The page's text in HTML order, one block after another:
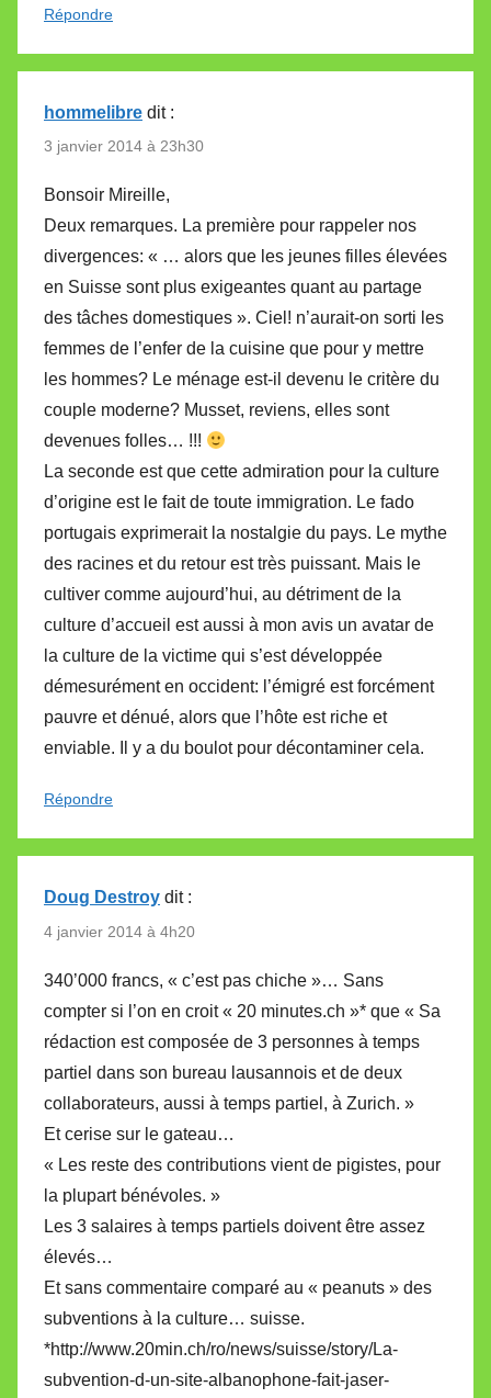
Répondre
hommelibre dit :
3 janvier 2014 à 23h30
Bonsoir Mireille,
Deux remarques. La première pour rappeler nos
divergences: « … alors que les jeunes filles élevées
en Suisse sont plus exigeantes quant au partage
des tâches domestiques ». Ciel! n’aurait-on sorti les
femmes de l’enfer de la cuisine que pour y mettre
les hommes? Le ménage est-il devenu le critère du
couple moderne? Musset, reviens, elles sont
devenues folles… !!!
La seconde est que cette admiration pour la culture
d’origine est le fait de toute immigration. Le fado
portugais exprimerait la nostalgie du pays. Le mythe
des racines et du retour est très puissant. Mais le
cultiver comme aujourd’hui, au détriment de la
culture d’accueil est aussi à mon avis un avatar de
la culture de la victime qui s’est développée
démesurément en occident: l’émigré est forcément
pauvre et dénué, alors que l’hôte est riche et
enviable. Il y a du boulot pour décontaminer cela.
Répondre
Doug Destroy dit :
4 janvier 2014 à 4h20
340’000 francs, « c’est pas chiche »… Sans
compter si l’on en croit « 20 minutes.ch »* que « Sa
rédaction est composée de 3 personnes à temps
partiel dans son bureau lausannois et de deux
collaborateurs, aussi à temps partiel, à Zurich. »
Et cerise sur le gateau…
« Les reste des contributions vient de pigistes, pour
la plupart bénévoles. »
Les 3 salaires à temps partiels doivent être assez
élevés…
Et sans commentaire comparé au « peanuts » des
subventions à la culture… suisse.
*http://www.20min.ch/ro/news/suisse/story/La-
subvention-d-un-site-albanophone-fait-jaser-